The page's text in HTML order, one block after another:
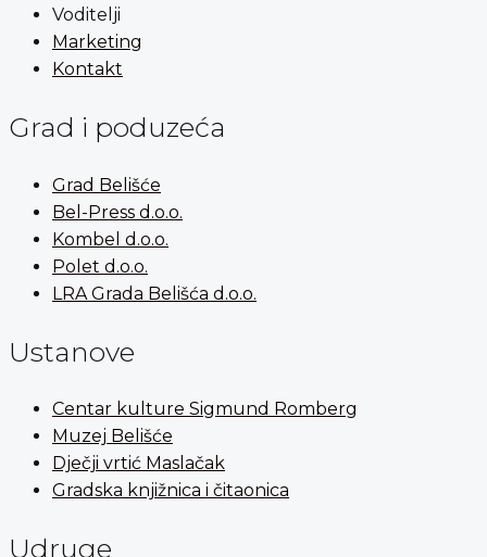
Voditelji
Marketing
Kontakt
Grad i poduzeća
Grad Belišće
Bel-Press d.o.o.
Kombel d.o.o.
Polet d.o.o.
LRA Grada Belišća d.o.o.
Ustanove
Centar kulture Sigmund Romberg
Muzej Belišće
Dječji vrtić Maslačak
Gradska knjižnica i čitaonica
Udruge